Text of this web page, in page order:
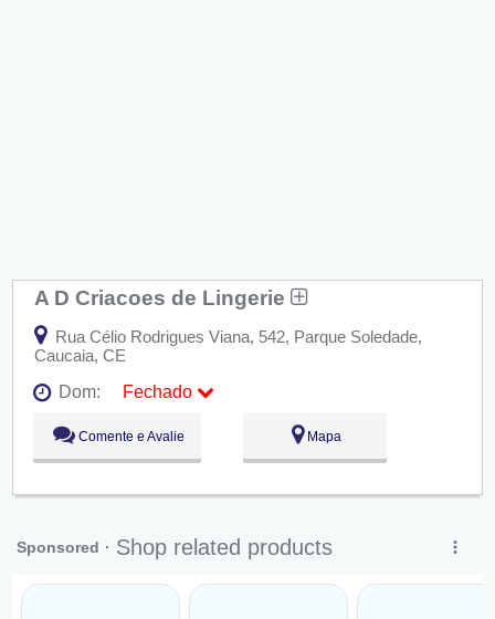
A D Criacoes de Lingerie
Rua Célio Rodrigues Viana, 542, Parque Soledade,
Caucaia, CE
Dom:
Fechado
Seg:
Ter:
09:00 - 18:00
Qua:
09:00 - 18:00
Sex:
09:00 - 18:00
Dom:
Fechado
Comente e Avalie Mapa